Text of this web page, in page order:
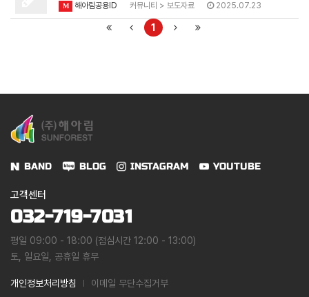
M 해아림공용ID 커뮤니티 > 보도자료 2025.07.23
1
BAND BLOG INSTAGRAM YOUTUBE
고객센터
032-719-7031
평일 09:00 - 18:00 (점심시간 12:00 - 13:00)
토, 일요일, 공휴일 휴무
개인정보처리방침 이메일 무단수집거부